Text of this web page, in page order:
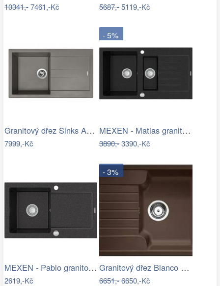
10341,-7461,-Kč 5687,-5119,-Kč
Granitový dřez Sinks AMANDA 860 Truffle
7999,-Kč
- 5%
MEXEN - Matias granitový dřez s malým…
3890,-3390,-Kč
MEXEN - Pablo granitový dřez 1 s…
2619,-Kč
- 3%
Granitový dřez Blanco ZIA 40 S kávová…
6651,-6650,-Kč